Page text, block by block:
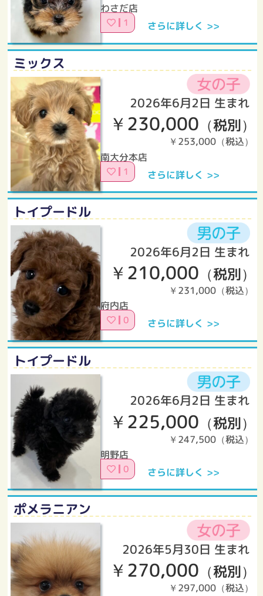
わさだ店
1 さらに詳しく >>
ミックス
2026年6月2日 生まれ
￥230,000 （税別）
￥253,000（税込）
南大分本店
1 さらに詳しく >>
トイプードル
2026年6月2日 生まれ
￥210,000 （税別）
￥231,000（税込）
府内店
0 さらに詳しく >>
トイプードル
2026年6月2日 生まれ
￥225,000 （税別）
￥247,500（税込）
明野店
0 さらに詳しく >>
ポメラニアン
2026年5月30日 生まれ
￥270,000 （税別）
￥297,000（税込）